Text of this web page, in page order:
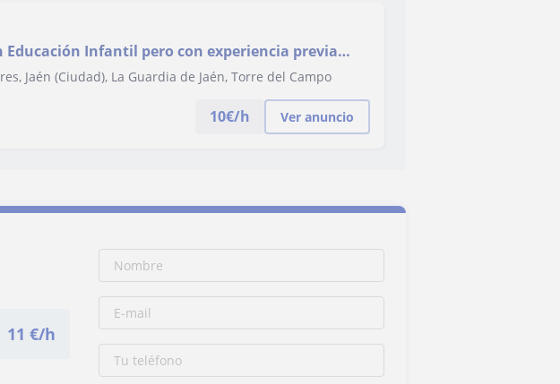
Infantil pero con experiencia previa
Primaria y ESO.
Jaén (Ciudad), La Guardia de Jaén, Torre del Campo
10€/h Ver anuncio
11 €/h